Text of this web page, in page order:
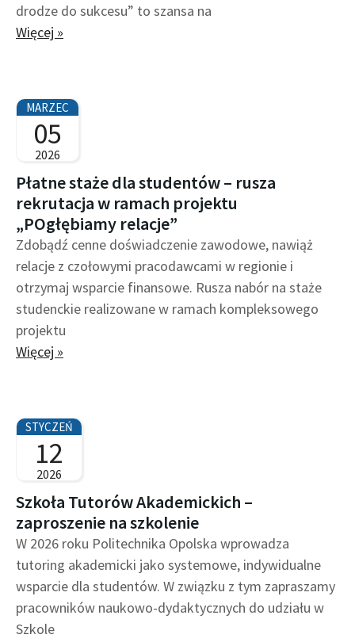
drodze do sukcesu” to szansa na
Więcej »
MARZEC
05
2026
Płatne staże dla studentów – rusza
rekrutacja w ramach projektu
„POgłębiamy relacje”
Zdobądź cenne doświadczenie zawodowe, nawiąż
relacje z czołowymi pracodawcami w regionie i
otrzymaj wsparcie finansowe. Rusza nabór na staże
studenckie realizowane w ramach kompleksowego
projektu
Więcej »
STYCZEŃ
12
2026
Szkoła Tutorów Akademickich –
zaproszenie na szkolenie
W 2026 roku Politechnika Opolska wprowadza
tutoring akademicki jako systemowe, indywidualne
wsparcie dla studentów. W związku z tym zapraszamy
pracowników naukowo-dydaktycznych do udziału w
Szkole